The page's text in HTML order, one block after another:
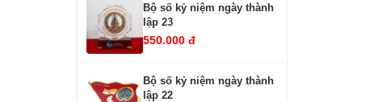
Bộ số kỷ niệm ngày thành
lập 23
550.000 đ
Bộ số kỷ niệm ngày thành
lập 22